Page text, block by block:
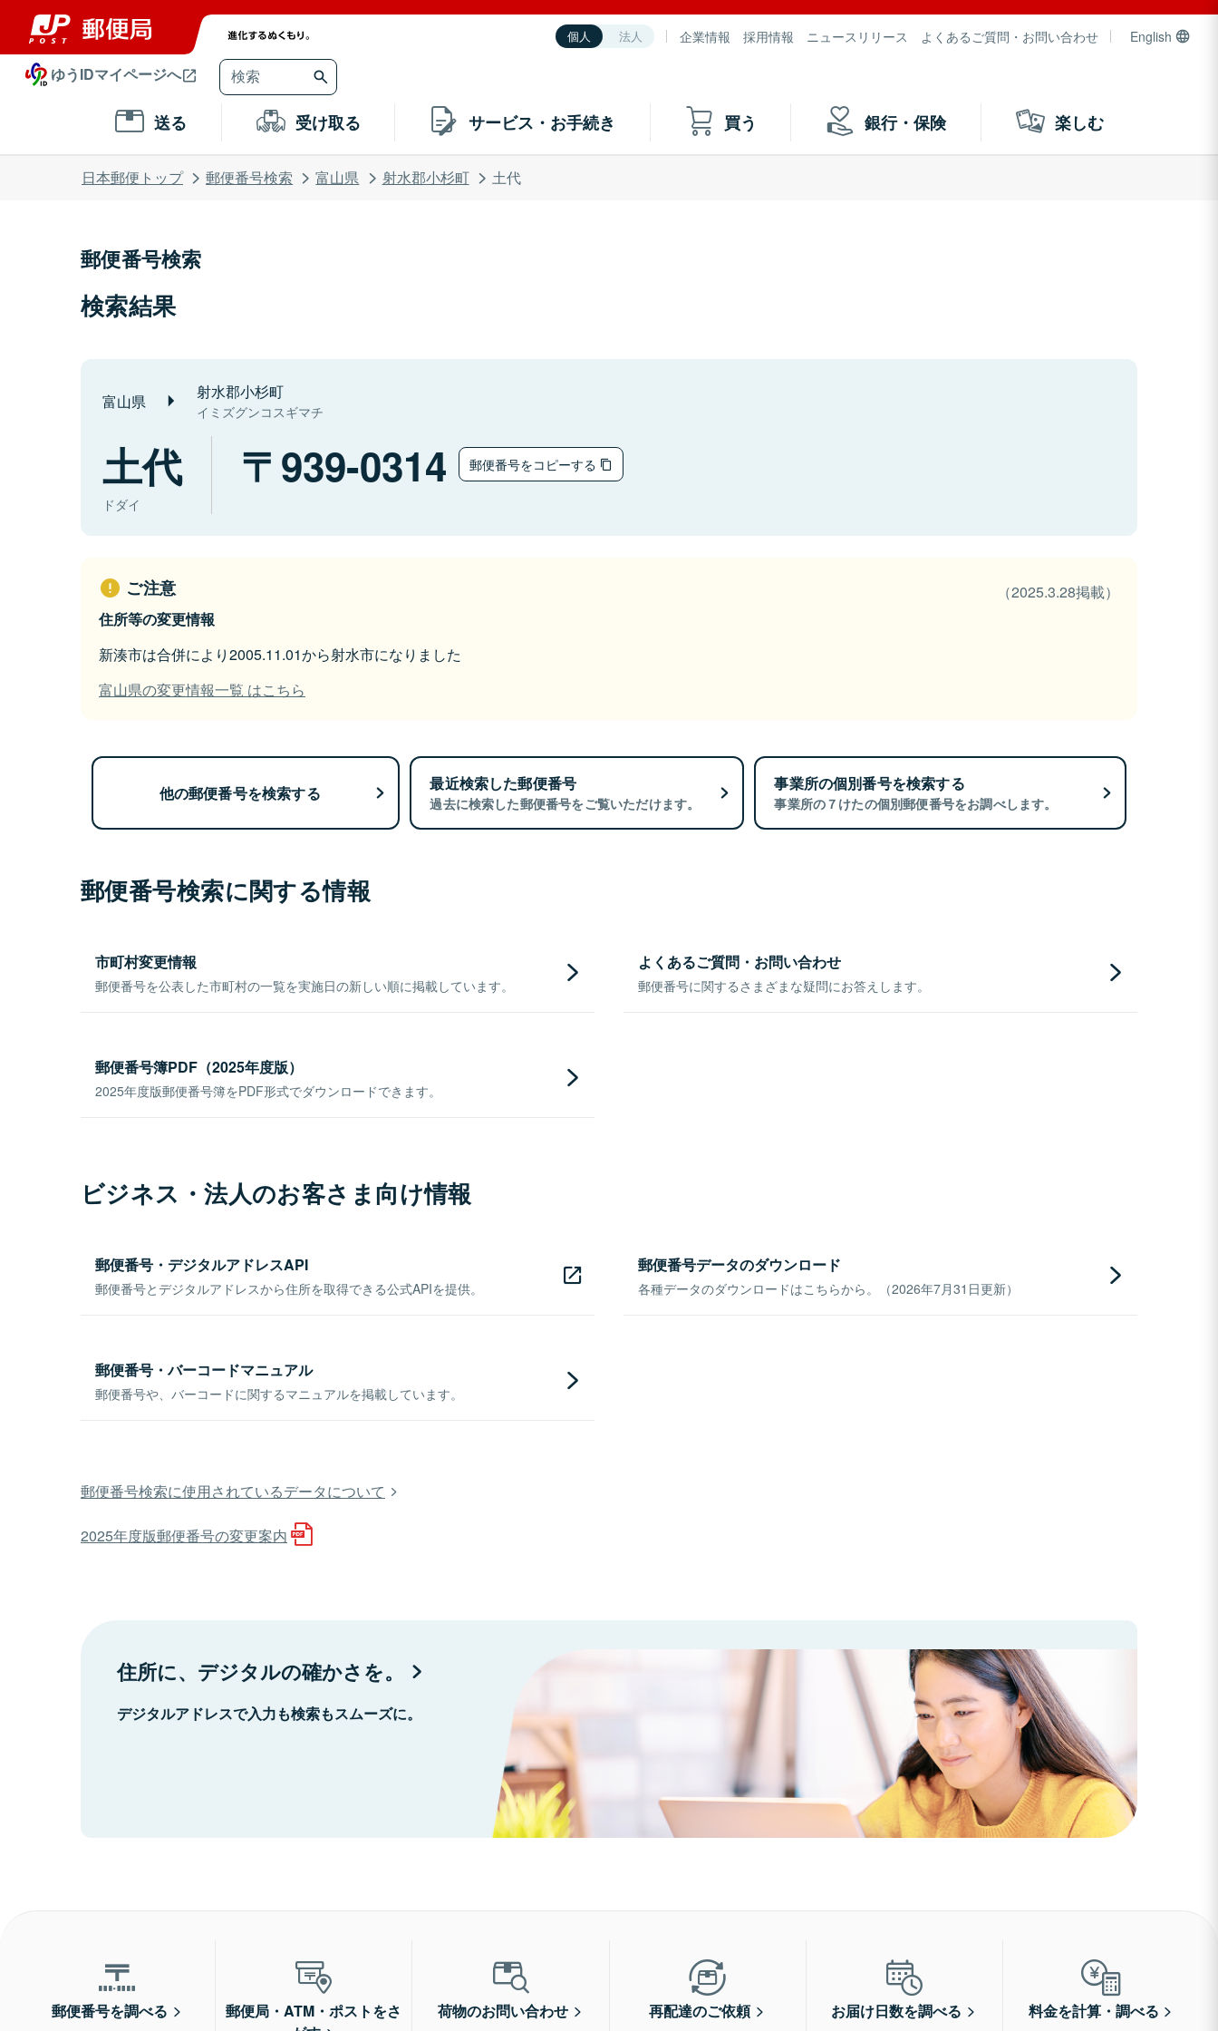
個人 法人 企業情報 採用情報 ニュースリリース よくあるご質問・お問い合わせ English
ゆうIDマイページへ
送る 受け取る サービス・お手続き 買う 銀行・保険 楽しむ
日本郵便トップ 郵便番号検索 富山県 射水郡小杉町 土代
郵便番号検索
検索結果
富山県 射水郡小杉町
イミズグンコスギマチ
土代
ドダイ
939-0314 郵便番号をコピーする
ご注意
（2025.3.28掲載）
住所等の変更情報
新湊市は合併により2005.11.01から射水市になりました
富山県の変更情報一覧 はこちら
他の郵便番号を検索する 最近検索した郵便番号
過去に検索した郵便番号をご覧いただけます。
事業所の個別番号を検索する
事業所の７けたの個別郵便番号をお調べします。
郵便番号検索に関する情報
市町村変更情報
郵便番号を公表した市町村の一覧を実施日の新しい順に掲載しています。
よくあるご質問・お問い合わせ
郵便番号に関するさまざまな疑問にお答えします。
郵便番号簿PDF（2025年度版）
2025年度版郵便番号簿をPDF形式でダウンロードできます。
ビジネス・法人のお客さま向け情報
郵便番号・デジタルアドレスAPI
郵便番号とデジタルアドレスから住所を取得できる公式APIを提供。
郵便番号データのダウンロード
各種データのダウンロードはこちらから。（2026年7月31日更新）
郵便番号・バーコードマニュアル
郵便番号や、バーコードに関するマニュアルを掲載しています。
郵便番号検索に使用されているデータについて
2025年度版郵便番号の変更案内
住所に、デジタルの確かさを。
デジタルアドレスで入力も検索もスムーズに。
郵便番号を調べる
郵便局・ATM・ポストをさ
荷物のお問い合わせ 再配達のご依頼 お届け日数を調べる 料金を計算・調べる